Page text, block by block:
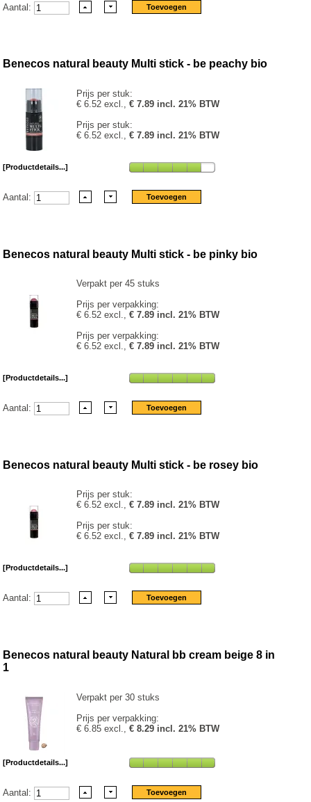
Aantal:
Benecos natural beauty Multi stick - be peachy bio
Prijs per stuk:
€ 6.52 excl.,€ 7.89 incl. 21% BTW
Prijs per stuk:
€ 6.52 excl.,€ 7.89 incl. 21% BTW
[Productdetails...]
Aantal:
Benecos natural beauty Multi stick - be pinky bio
Verpakt per 45 stuks
Prijs per verpakking:
€ 6.52 excl.,€ 7.89 incl. 21% BTW
Prijs per verpakking:
€ 6.52 excl.,€ 7.89 incl. 21% BTW
[Productdetails...]
Aantal:
Benecos natural beauty Multi stick - be rosey bio
Prijs per stuk:
€ 6.52 excl.,€ 7.89 incl. 21% BTW
Prijs per stuk:
€ 6.52 excl.,€ 7.89 incl. 21% BTW
[Productdetails...]
Aantal:
Benecos natural beauty Natural bb cream beige 8 in
1
Verpakt per 30 stuks
Prijs per verpakking:
€ 6.85 excl.,€ 8.29 incl. 21% BTW
[Productdetails...]
Aantal: